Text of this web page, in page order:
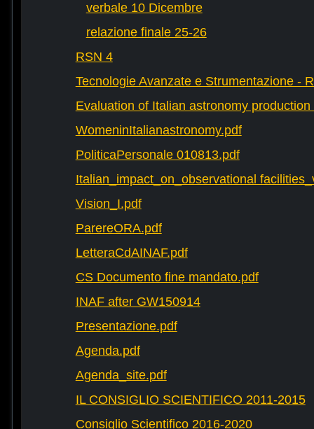
verbale 10 Dicembre
relazione finale 25-26
RSN 4
Tecnologie Avanzate e Strumentazione -
Evaluation of Italian astronomy production
WomeninItalianastronomy.pdf
PoliticaPersonale 010813.pdf
Italian_impact_on_observational
Vision_I.pdf
ParereORA.pdf
LetteraCdAINAF.pdf
CS Documento fine mandato.pdf
INAF after GW150914
Presentazione.pdf
Agenda.pdf
Agenda_site.pdf
IL CONSIGLIO SCIENTIFICO 2011-2015
Consiglio Scientifico 2016-2020